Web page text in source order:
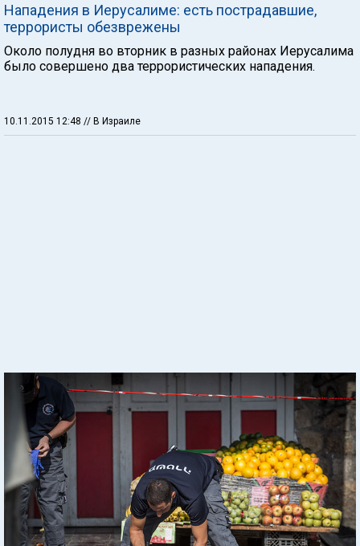
Нападения в Иерусалиме: есть пострадавшие,
террористы обезврежены
Около полудня во вторник в разных районах Иерусалима
было совершено два террористических нападения.
10.11.2015 12:48 // В Израиле